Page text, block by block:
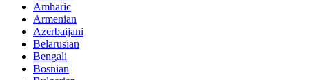
Amharic
Armenian
Azerbaijani
Belarusian
Bengali
Bosnian